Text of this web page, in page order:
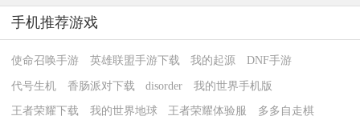
手机推荐游戏
使命召唤手游 英雄联盟手游下载 我的起源 DNF手游
代号生机 香肠派对下载 disorder 我的世界手机版
王者荣耀下载 我的世界地球 王者荣耀体验服 多多自走棋